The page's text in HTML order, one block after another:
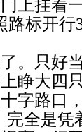
上挂着
标开行
只好
睁大四
字路口
完全是凭